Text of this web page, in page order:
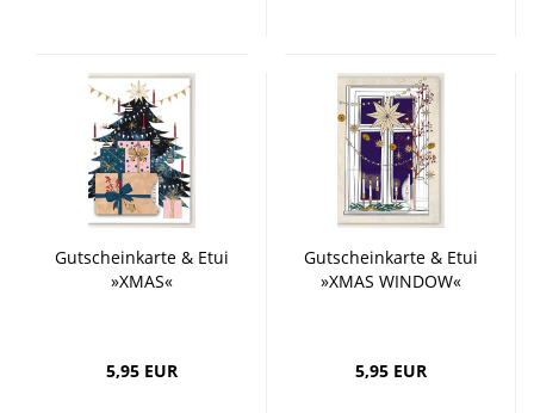
Gutscheinkarte & Etui
»XMAS«
5,95 EUR
Gutscheinkarte & Etui
»XMAS WINDOW«
5,95 EUR